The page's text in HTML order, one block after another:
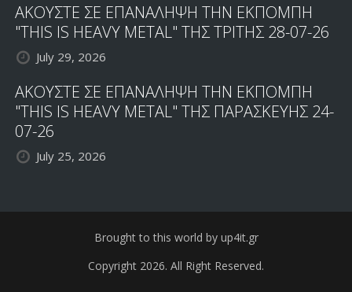
ΑΚΟΥΣΤΕ ΣΕ ΕΠΑΝΑΛΗΨΗ ΤΗΝ ΕΚΠΟΜΠΗ
"THIS IS HEAVY METAL" ΤΗΣ ΤΡΙΤΗΣ 28-07-26
July 29, 2026
ΑΚΟΥΣΤΕ ΣΕ ΕΠΑΝΑΛΗΨΗ ΤΗΝ ΕΚΠΟΜΠΗ
"THIS IS HEAVY METAL" ΤΗΣ ΠΑΡΑΣΚΕΥΗΣ 24-
07-26
July 25, 2026
Brought to this world by up4it.gr
Copyright 2026. All Right Reserved.